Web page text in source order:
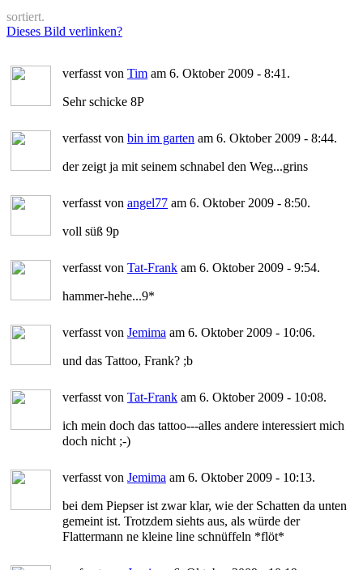
sortiert.
Dieses Bild verlinken?
verfasst von Tim am 6. Oktober 2009 - 8:41.
Sehr schicke 8P
verfasst von bin im garten am 6. Oktober 2009 - 8:44.
der zeigt ja mit seinem schnabel den Weg...grins
verfasst von angel77 am 6. Oktober 2009 - 8:50.
voll süß 9p
verfasst von Tat-Frank am 6. Oktober 2009 - 9:54.
hammer-hehe...9*
verfasst von Jemima am 6. Oktober 2009 - 10:06.
und das Tattoo, Frank? ;b
verfasst von Tat-Frank am 6. Oktober 2009 - 10:08.
ich mein doch das tattoo---alles andere interessiert mich
doch nicht ;-)
verfasst von Jemima am 6. Oktober 2009 - 10:13.
bei dem Piepser ist zwar klar, wie der Schatten da unten
gemeint ist. Trotzdem siehts aus, als würde der
Flattermann ne kleine line schnüffeln *flöt*